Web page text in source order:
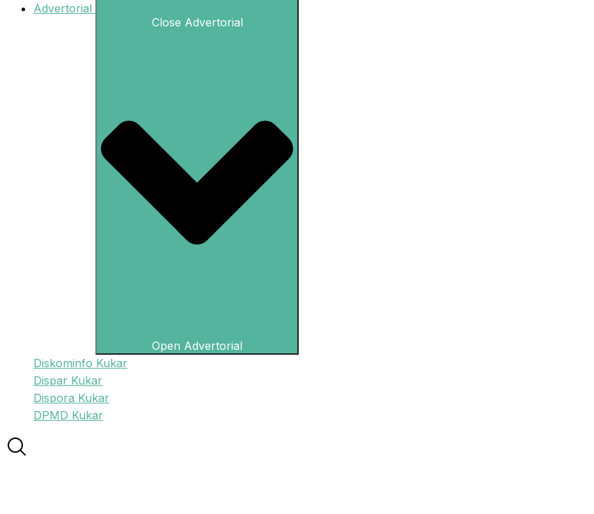
Advertorial
Close Advertorial
Open Advertorial
Diskominfo Kukar
Dispar Kukar
Dispora Kukar
DPMD Kukar